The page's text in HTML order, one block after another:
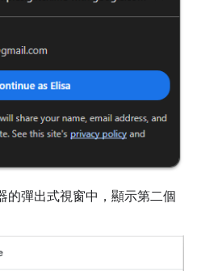
的彈出式視窗中，顯示第二個